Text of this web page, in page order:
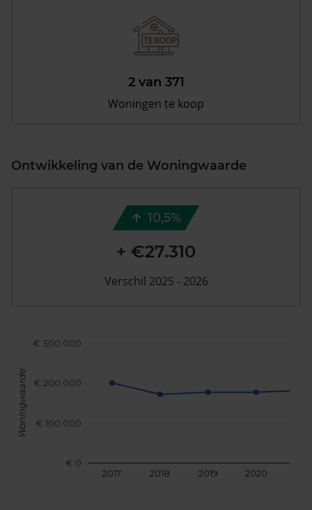
2 van 371
Woningen te koop
Ontwikkeling van de Woningwaarde
2017 2018 2019 2020
€ 0
€ 100.000
€ 200.000
€ 300.000
Woningwaarde
10,5%
+ €27.310
Verschil 2025 - 2026